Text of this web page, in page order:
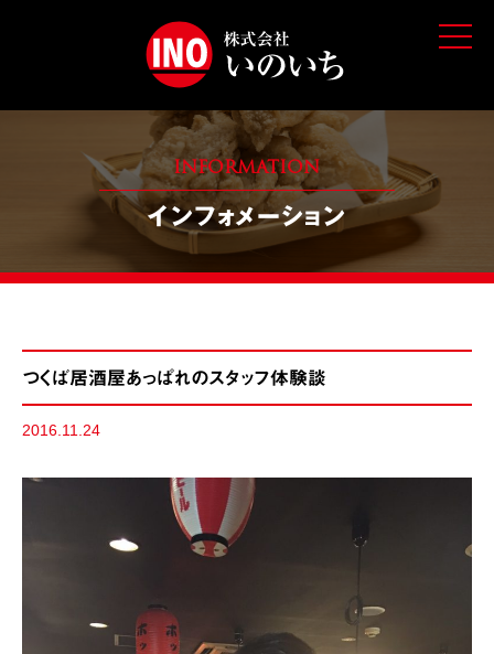
t
o
n
INFORMATION
インフォメーション
つくば居酒屋あっぱれのスタッフ体験談
2016.11.24